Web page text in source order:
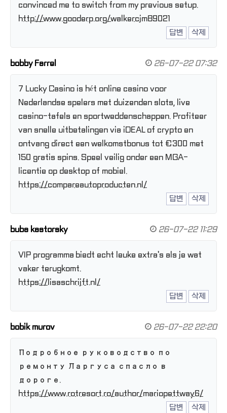
convinced me to switch from my previous setup.
http://www.gooderp.org/walkercjm89021
답변
삭제
bobby Farrel 26-07-22 07:32
7 Lucky Casino is hét online casino voor
Nederlandse spelers met duizenden slots, live
casino-tafels en sportweddenschappen. Profiteer
van snelle uitbetalingen via iDEAL of crypto en
ontvang direct een welkomstbonus tot €300 met
150 gratis spins. Speel veilig onder een MGA-
licentie op desktop of mobiel.
https://compareautoproducten.nl/
답변
삭제
buba kastorsky 26-07-22 11:29
VIP programma biedt echt leuke extra's als je wat
vaker terugkomt.
https://lisaschrijft.nl/
답변
삭제
bobik murov 26-07-22 22:20
Подробное руководство по
ремонту Ларгуса спасло в
дороге.
https://www.rotresort.ro/author/mariopettway6/
답변
삭제